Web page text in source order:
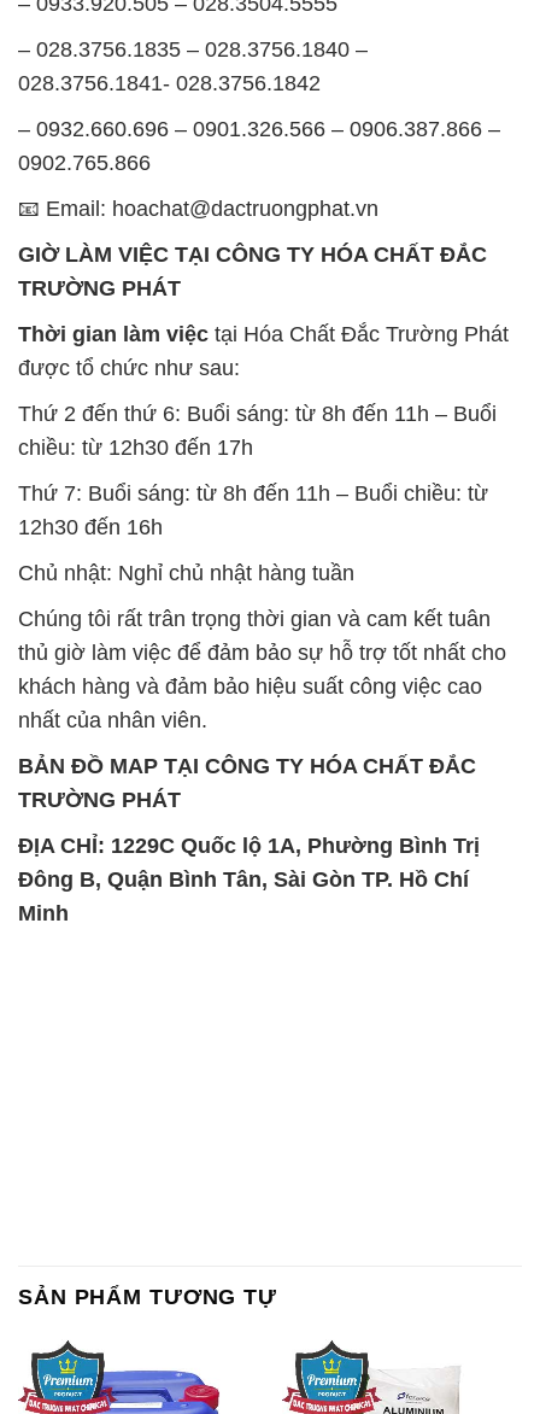
0902.765.866
📧 Email: hoachat@dactruongphat.vn
TRƯỜNG PHÁT
được tổ chức như sau:
Thứ 2 đến thứ 6: Buổi sáng: từ 8h đến 11h – Buổi
chiều: từ 12h30 đến 17h
Thứ 7: Buổi sáng: từ 8h đến 11h – Buổi chiều: từ
12h30 đến 16h
Chủ nhật: Nghỉ chủ nhật hàng tuần
thủ giờ làm việc để đảm bảo sự hỗ trợ tốt nhất cho
khách hàng và đảm bảo hiệu suất công việc cao
nhất của nhân viên.
BẢN ĐỒ MAP TẠI CÔNG TY HÓA CHẤT ĐẮC
TRƯỜNG PHÁT
ĐỊA CHỈ: 1229C Quốc lộ 1A, Phường Bình Trị
Đông B, Quận Bình Tân, Sài Gòn TP. Hồ Chí
Minh